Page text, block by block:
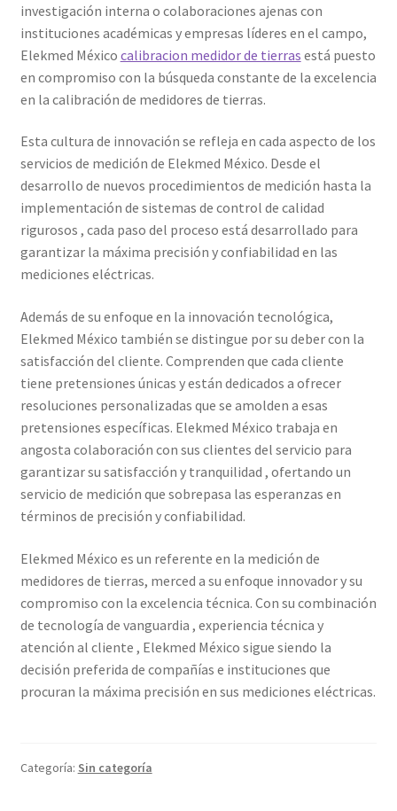
Productos calibrados con certificado de Calibración
Servicios de calibración eléctrica
Soporte
Tienda
Trayectoria de Elekmed México
investigación interna o colaboraciones ajenas con
instituciones académicas y empresas líderes en el campo,
Elekmed México calibracion medidor de tierras está puesto
en compromiso con la búsqueda constante de la excelencia
en la calibración de medidores de tierras.
Esta cultura de innovación se refleja en cada aspecto de los
servicios de medición de Elekmed México. Desde el
desarrollo de nuevos procedimientos de medición hasta la
implementación de sistemas de control de calidad
rigurosos , cada paso del proceso está desarrollado para
garantizar la máxima precisión y confiabilidad en las
mediciones eléctricas.
Además de su enfoque en la innovación tecnológica,
Elekmed México también se distingue por su deber con la
satisfacción del cliente. Comprenden que cada cliente
tiene pretensiones únicas y están dedicados a ofrecer
resoluciones personalizadas que se amolden a esas
pretensiones específicas. Elekmed México trabaja en
angosta colaboración con sus clientes del servicio para
garantizar su satisfacción y tranquilidad , ofertando un
servicio de medición que sobrepasa las esperanzas en
términos de precisión y confiabilidad.
Elekmed México es un referente en la medición de
medidores de tierras, merced a su enfoque innovador y su
compromiso con la excelencia técnica. Con su combinación
de tecnología de vanguardia , experiencia técnica y
atención al cliente , Elekmed México sigue siendo la
decisión preferida de compañías e instituciones que
procuran la máxima precisión en sus mediciones eléctricas.
Categoría: Sin categoría